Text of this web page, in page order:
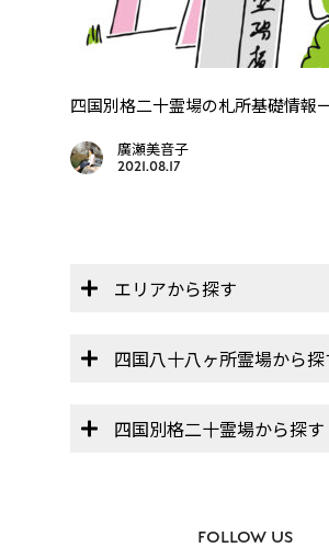
四国別格二十霊場の札所基礎情報
廣瀬美音子
2021.08.17
エリアから探す
四国八十八ヶ所霊場から探
四国別格二十霊場から探す
FOLLOW US